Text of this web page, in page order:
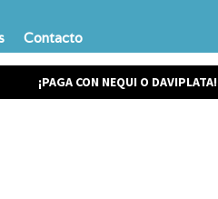
Contacto
¡PAGA CON NEQUI O DAVIPLATA!